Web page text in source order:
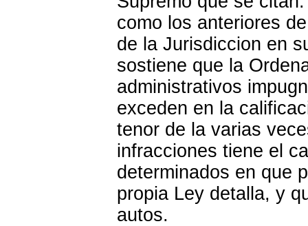
como los anteriores
de la Jurisdiccion en
sostiene que la
administrativos
exceden en la
tenor de la varias
infracciones tiene el
determinados en que
propia Ley detalla, y
autos.